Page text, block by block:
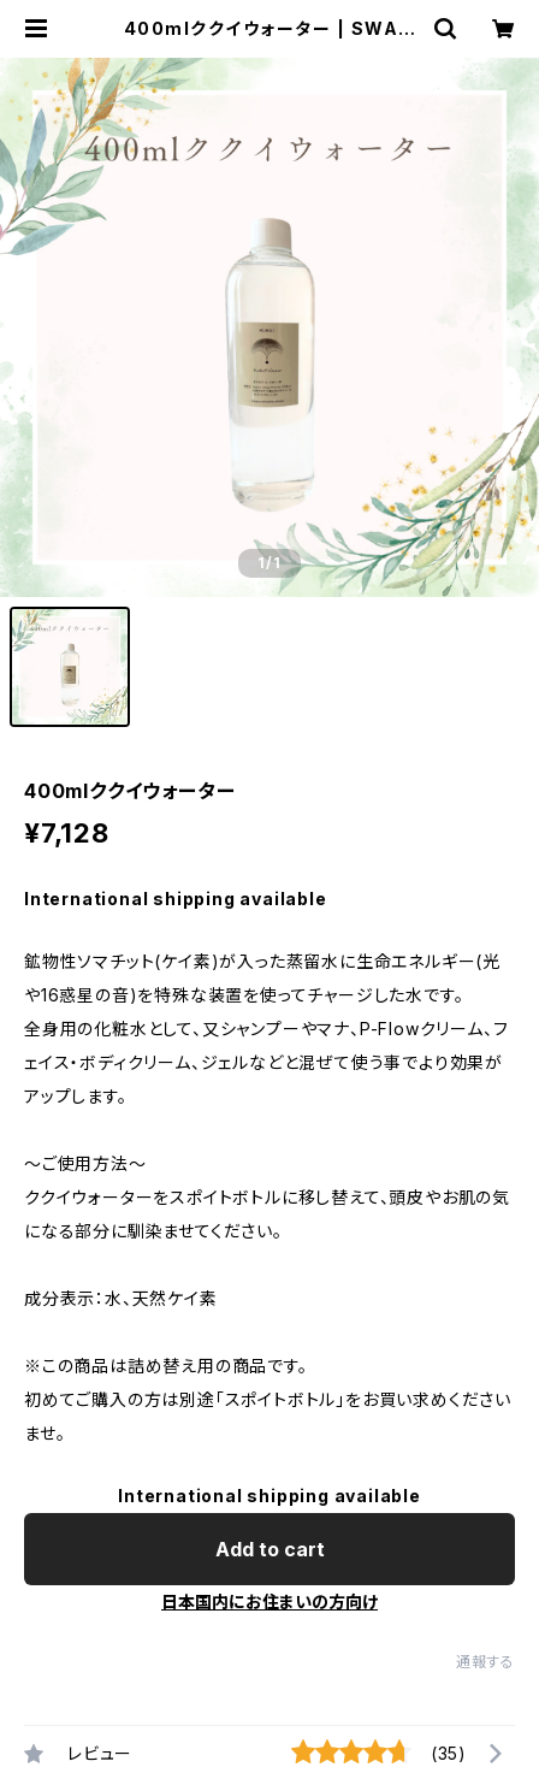
400mlククイウォーター | SWAセ
1/1
400mlククイウォーター
¥7,128
International shipping available
鉱物性ソマチット(ケイ素)が入った蒸留水に生命エネルギー(光
や16惑星の音)を特殊な装置を使ってチャージした水です。
全身用の化粧水として、又シャンプーやマナ、P-Flowクリーム、フ
ェイス・ボディクリーム、ジェルなどと混ぜて使う事でより効果が
アップします。
〜ご使用方法〜
ククイウォーターをスポイトボトルに移し替えて、頭皮やお肌の気
になる部分に馴染ませてください。
成分表示：水、天然ケイ素
※この商品は詰め替え用の商品です。
初めてご購入の方は別途「スポイトボトル」をお買い求めください
ませ。
International shipping available
Add to cart
日本国内にお住まいの方向け
通報する
レビュー (35)